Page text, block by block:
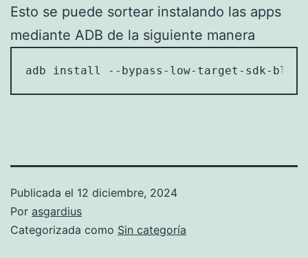
Esto se puede sortear instalando las apps
mediante ADB de la siguiente manera
adb install --bypass-low-target-sdk-block
Publicada el 12 diciembre, 2024
Por asgardius
Categorizada como Sin categoría